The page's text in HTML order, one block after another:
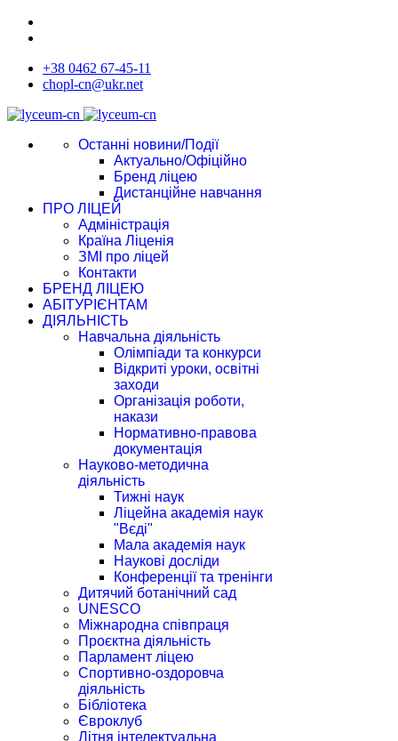
+38 0462 67-45-11
chopl-cn@ukr.net
Останні новини/Події
Актуально/Офіційно
Бренд ліцею
Дистанційне навчання
ПРО ЛІЦЕЙ
Адміністрація
Країна Ліценія
ЗМІ про ліцей
Контакти
БРЕНД ЛІЦЕЮ
АБІТУРІЄНТАМ
ДІЯЛЬНІСТЬ
Навчальна діяльність
Олімпіади та конкурси
Відкриті уроки, освітні
заходи
Організація роботи,
накази
Нормативно-правова
документація
Науково-методична
діяльність
Тижні наук
Ліцейна академія наук
"Вєді"
Мала академія наук
Наукові досліди
Конференції та тренінги
Дитячий ботанічний сад
UNESCO
Міжнародна співпраця
Проєктна діяльність
Парламент ліцею
Спортивно-оздоровча
діяльність
Бібліотека
Євроклуб
Літня інтелектуальна